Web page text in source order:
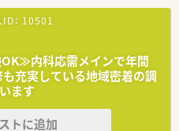
。
岐にわたる科目の処方箋を1日平
れるため、働きながら自然と多く
。
ており、医療や福祉事業を幅広く
す。
： 10501
OK≫内科応需メインで年間
充実している地域密着の調
ます
トに追加